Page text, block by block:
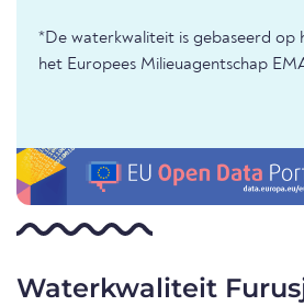
*De waterkwaliteit is gebaseerd op
het Europees Milieuagentschap
Waterkwaliteit